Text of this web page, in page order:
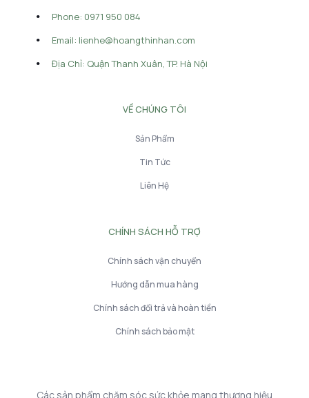
Phone: 0971 950 084
Email: lienhe@hoangthinhan.com
Địa Chỉ: Quận Thanh Xuân, TP. Hà Nội
VỀ CHÚNG TÔI
Sản Phẩm
Tin Tức
Liên Hệ
CHÍNH SÁCH HỖ TRỢ
Chính sách vận chuyển
Hướng dẫn mua hàng
Chính sách đổi trả và hoàn tiền
Chính sách bảo mật
Các sản phẩm chăm sóc sức khỏe mang thương hiệu